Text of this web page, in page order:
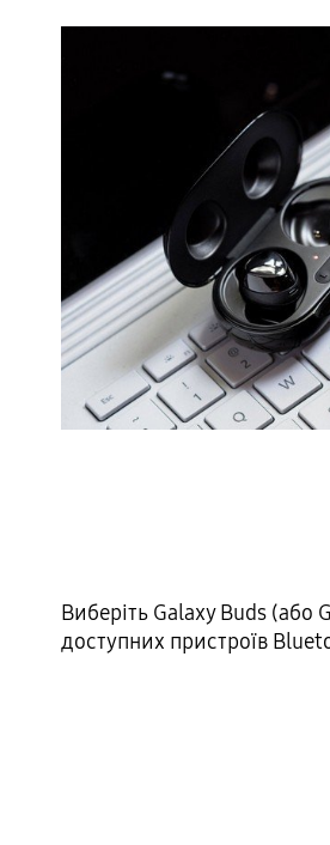
Виберіть Galaxy Buds (або
доступних пристроїв